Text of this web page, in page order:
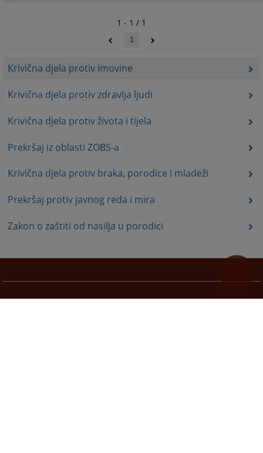
Krivična djela protiv imovine
Krivična djela protiv zdravlja ljudi
Krivična djela protiv života i tijela
Prekršaj iz oblasti ZOBS-a
Krivična djela protiv braka, porodice i mladeži
Prekršaj protiv javnog reda i mira
Zakon o zaštiti od nasilja u porodici
1 - 1 / 1
1